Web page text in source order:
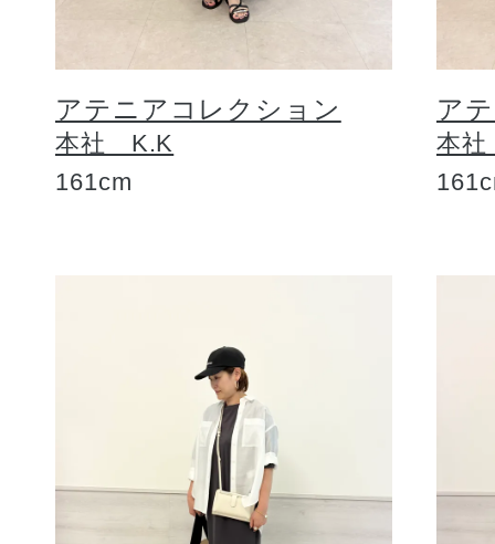
アテニアコレクション
本社 K.K
161cm
ア
本